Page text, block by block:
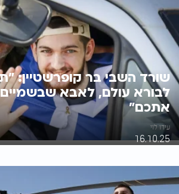
שורד השבי בר קופרשטיין:
לבורא עולם, לאבא
אתכם"
עידו לוי
16.10.25